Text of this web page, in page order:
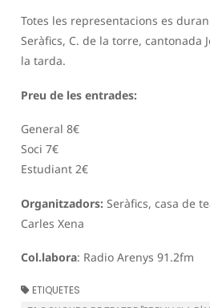
Totes les representacions es
Seràfics, C. de la torre, cantonada
la tarda.
Preu de les entrades:
General 8€
Soci 7€
Estudiant 2€
Organitzadors: Seràfics, casa de
Carles Xena
Col.labora: Radio Arenys 91.2fm
ETIQUETES